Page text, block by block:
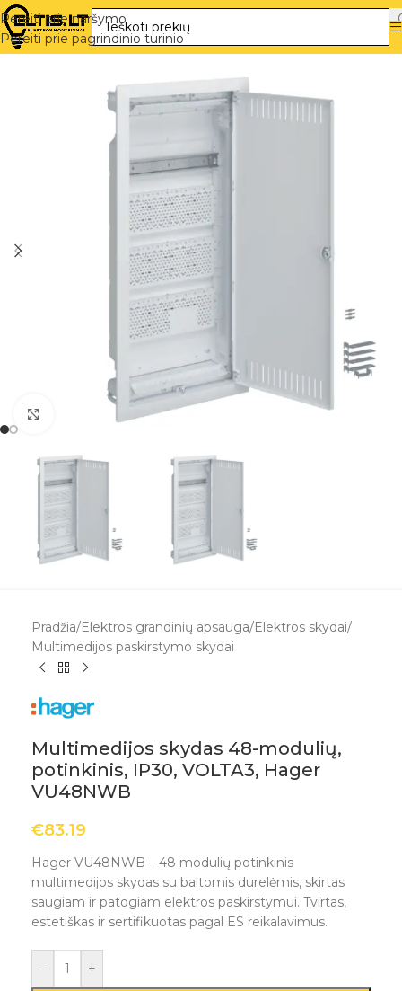
Pereiti prie naršymo
Pereiti prie pagrindinio turinio
Spustelėkite, kad padidintumėte
Pradžia/Elektros grandinių apsauga/Elektros skydai/
Multimedijos paskirstymo skydai
Multimedijos skydas 48-modulių,
potinkinis, IP30, VOLTA3, Hager
VU48NWB
€83.19
Hager VU48NWB – 48 modulių potinkinis
multimedijos skydas su baltomis durelėmis, skirtas
saugiam ir patogiam elektros paskirstymui. Tvirtas,
estetiškas ir sertifikuotas pagal ES reikalavimus.
- +